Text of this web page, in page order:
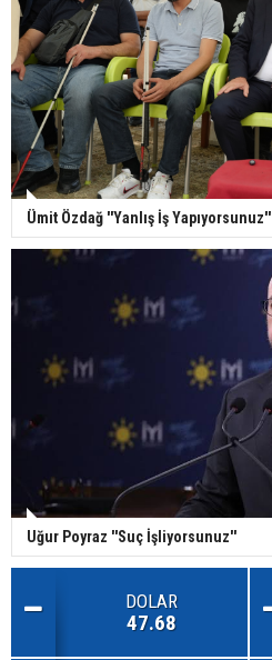
Ümit Özdağ ''Yanlış İş Yapıyorsunuz''
Uğur Poyraz ''Suç İşliyorsunuz''
DOLAR
47.68